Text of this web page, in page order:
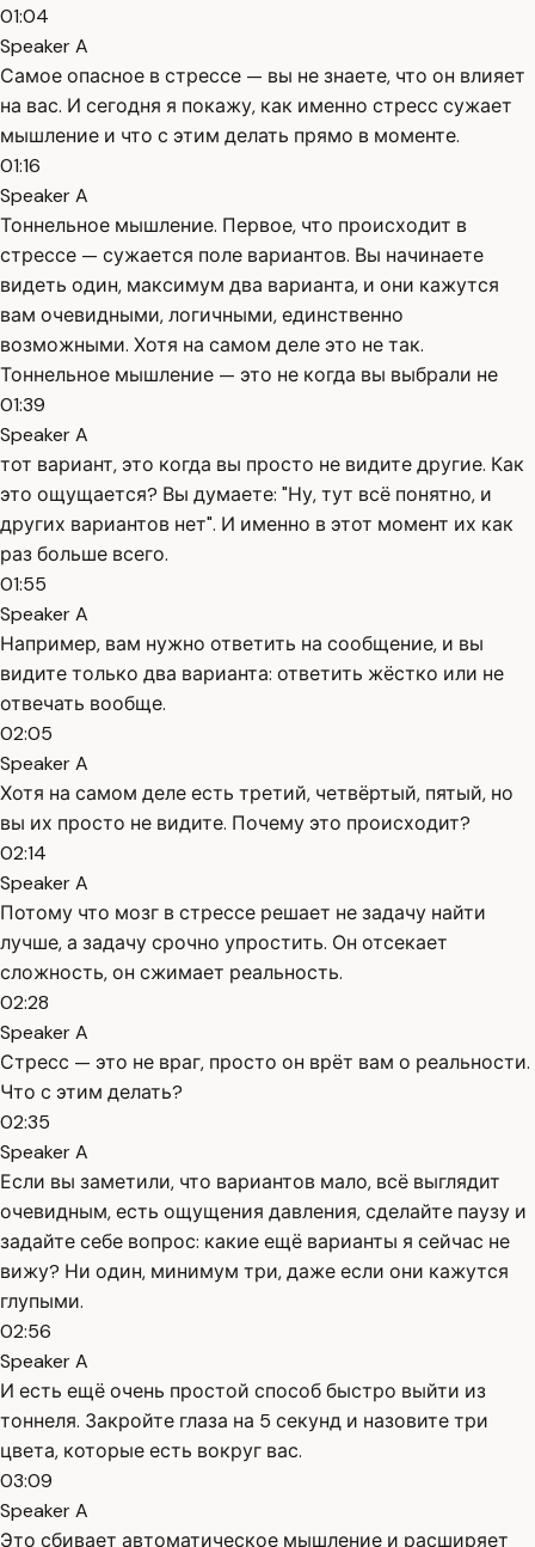
01:04
Speaker A
Самое опасное в стрессе — вы не знаете, что он влияет
на вас. И сегодня я покажу, как именно стресс сужает
мышление и что с этим делать прямо в моменте.
01:16
Speaker A
Тоннельное мышление. Первое, что происходит в
стрессе — сужается поле вариантов. Вы начинаете
видеть один, максимум два варианта, и они кажутся
вам очевидными, логичными, единственно
возможными. Хотя на самом деле это не так.
Тоннельное мышление — это не когда вы выбрали не
01:39
Speaker A
тот вариант, это когда вы просто не видите другие. Как
это ощущается? Вы думаете: "Ну, тут всё понятно, и
других вариантов нет". И именно в этот момент их как
раз больше всего.
01:55
Speaker A
Например, вам нужно ответить на сообщение, и вы
видите только два варианта: ответить жёстко или не
отвечать вообще.
02:05
Speaker A
Хотя на самом деле есть третий, четвёртый, пятый, но
вы их просто не видите. Почему это происходит?
02:14
Speaker A
Потому что мозг в стрессе решает не задачу найти
лучше, а задачу срочно упростить. Он отсекает
сложность, он сжимает реальность.
02:28
Speaker A
Стресс — это не враг, просто он врёт вам о реальности.
Что с этим делать?
02:35
Speaker A
Если вы заметили, что вариантов мало, всё выглядит
очевидным, есть ощущения давления, сделайте паузу и
задайте себе вопрос: какие ещё варианты я сейчас не
вижу? Ни один, минимум три, даже если они кажутся
глупыми.
02:56
Speaker A
И есть ещё очень простой способ быстро выйти из
тоннеля. Закройте глаза на 5 секунд и назовите три
цвета, которые есть вокруг вас.
03:09
Speaker A
Это сбивает автоматическое мышление и расширяет